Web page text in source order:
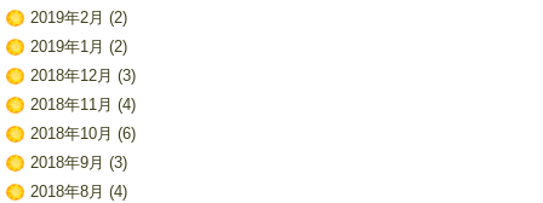
2019年2月 (2)
2019年1月 (2)
2018年12月 (3)
2018年11月 (4)
2018年10月 (6)
2018年9月 (3)
2018年8月 (4)